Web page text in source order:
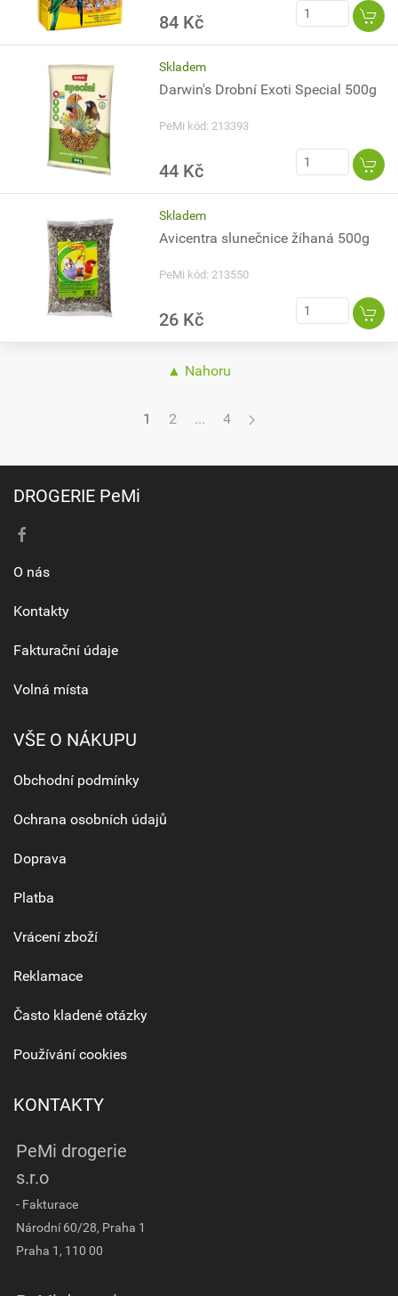
84 Kč
Skladem
Darwin's Drobní Exoti Special 500g
PeMi kód: 213393
44 Kč
Skladem
Avicentra slunečnice žíhaná 500g
PeMi kód: 213550
26 Kč
▲ Nahoru
1 2 ... 4
DROGERIE PeMi
O nás
Kontakty
Fakturační údaje
Volná místa
VŠE O NÁKUPU
Obchodní podmínky
Ochrana osobních údajů
Doprava
Platba
Vrácení zboží
Reklamace
Často kladené otázky
Používání cookies
KONTAKTY
PeMi drogerie
s.r.o
- Fakturace
Národní 60/28, Praha 1
Praha 1, 110 00